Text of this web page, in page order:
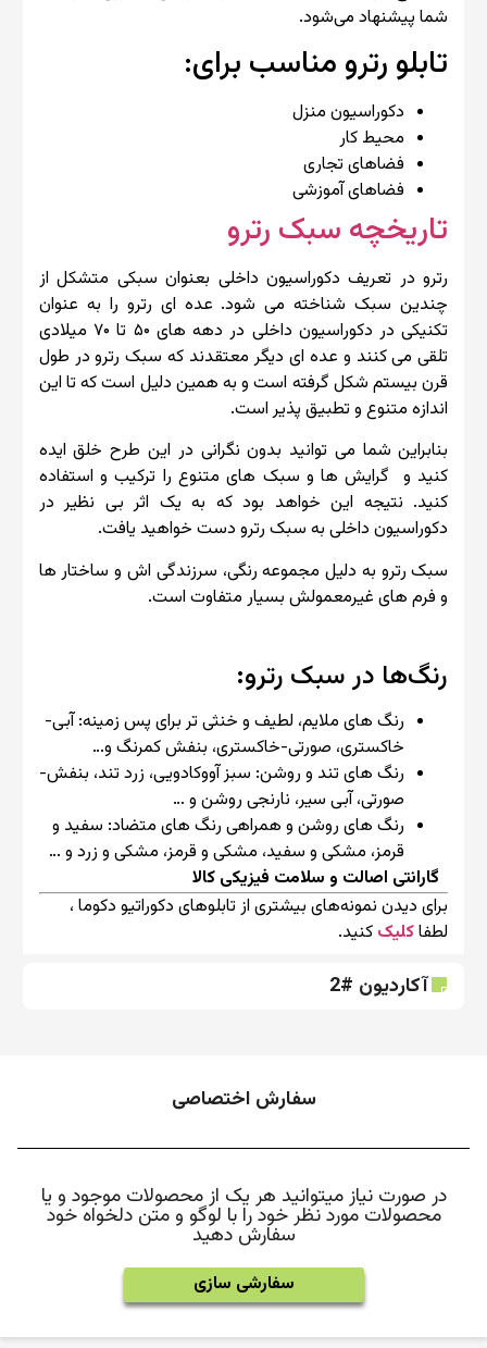
شما پیشنهاد می‌شود.
تابلو رترو مناسب برای:
دکوراسیون منزل
محیط کار
فضاهای تجاری
فضاهای آموزشی
تاریخچه سبک رترو
رترو در تعریف دکوراسیون داخلی بعنوان سبکی متشکل از
چندین سبک شناخته می شود. عده ای رترو را به عنوان
تکنیکی در دکوراسیون داخلی در دهه های ۵۰ تا ۷۰ میلادی
تلقی می کنند و عده ای دیگر معتقدند که سبک رترو در طول
قرن بیستم شکل گرفته است و به همین دلیل است که تا این
اندازه متنوع و تطبیق پذیر است.
بنابراین شما می توانید بدون نگرانی در این طرح خلق ایده
کنید و گرایش ها و سبک های متنوع را ترکیب و استفاده
کنید. نتیجه این خواهد بود که به یک اثر بی نظیر در
دکوراسیون داخلی به سبک رترو دست خواهید یافت.
سبک رترو به دلیل مجموعه رنگی، سرزندگی اش و ساختار ها
و فرم های غیرمعمولش بسیار متفاوت است.
رنگ‌ها در سبک رترو:
رنگ های ملایم، لطیف و خنثی تر برای پس زمینه: آبی-
خاکستری، صورتی-خاکستری، بنفش کمرنگ و…
رنگ های تند و روشن: سبز آووکادویی، زرد تند، بنفش-
صورتی، آبی سیر، نارنجی روشن و …
رنگ های روشن و همراهی رنگ های متضاد: سفید و
قرمز، مشکی و سفید، مشکی و قرمز، مشکی و زرد و …
گارانتی اصالت و سلامت فیزیکی کالا
برای دیدن نمونه‌های بیشتری از تابلوهای دکوراتیو دکوما ،
لطفاکلیک کنید.
آکاردیون #2
سفارش اختصاصی
در صورت نیاز میتوانید هر یک از محصولات موجود و یا
محصولات مورد نظر خود را با لوگو و متن دلخواه خود
سفارش دهید
سفارشی سازی